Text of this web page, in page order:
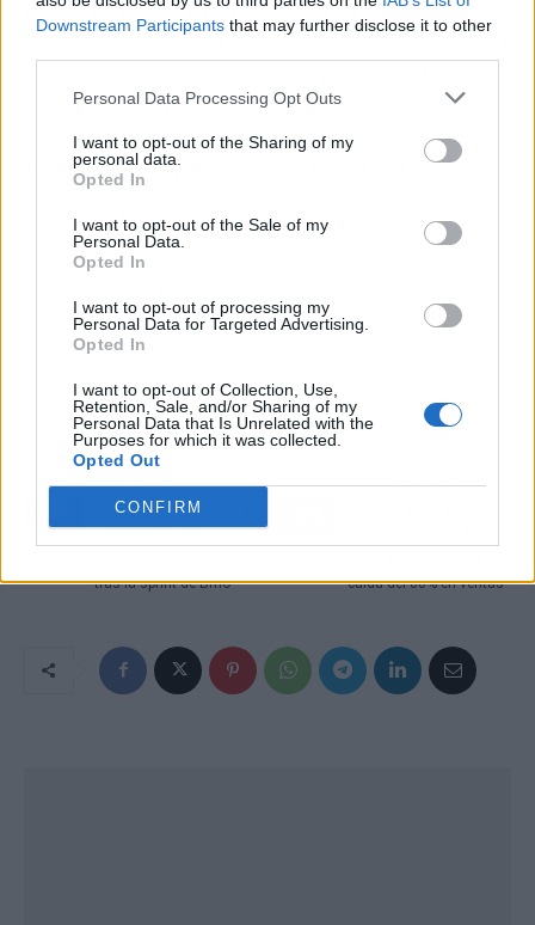
Downstream Participants that may further disclose it to other
Personal Data Processing Opt Outs
I want to opt-out of the Sharing of my
personal data.
Opted In
I want to opt-out of the Sale of my
Personal Data.
Opted In
I want to opt-out of processing my
Personal Data for Targeted Advertising.
Opted In
I want to opt-out of Collection, Use,
Retention, Sale, and/or Sharing of my
Personal Data that Is Unrelated with the
Purposes for which it was collected.
Opted Out
CONFIRM
no jugaremos. La única rebaja de nota es que ya
sabemos exactamente lo que va a pasar. Pero da
mejor excusa para no salir de casa.
El resumen para vagos (TL;DR)
¿Qué ha pasado?Steam Summer Sale 2026 empieza el 25
de junio a las 19:00 CEST.
rascar juegazos a precio de risa y llenar una biblioteca que ya
no cabe en el SSD.
¿Nos afecta o es solo un meme? Si tienes PC y un mínimo
de autocontrol, tu bolsillo va a llorar. Si no, te salvas.
Bezzecchi rompe a llorar
y pide perdón al
tras la sprint de Brno
caída del 80% en ventas